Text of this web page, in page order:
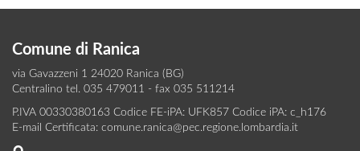
Comune di Ranica
via Gavazzeni 1 24020 Ranica (BG)
Centralino tel. 035 479011 - fax 035 511214
P.IVA 00330380163 Codice FE-iPA: UFK857 Codice iPA: c_h176
E-mail Certificata: comune.ranica@pec.regione.lombardia.it